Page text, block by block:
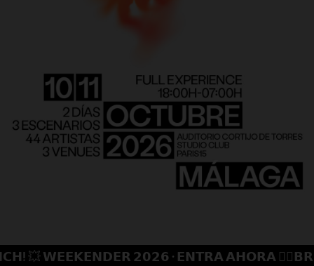
𝟮𝟬𝟮𝟲 · 𝗘𝗡𝗧𝗥𝗔 𝗔𝗛𝗢𝗥𝗔 ✍🏼𝗕𝗥𝗨𝗡𝗖𝗛!